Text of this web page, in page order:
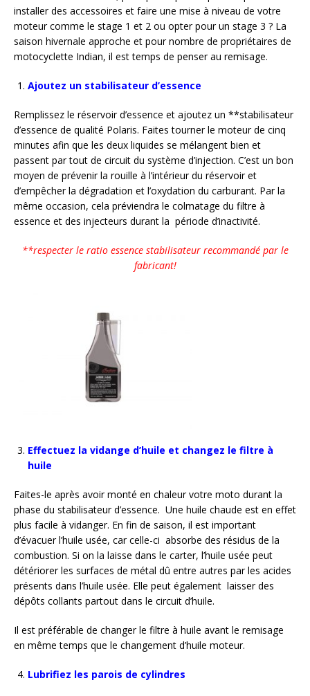
installer des accessoires et faire une mise à niveau de votre
moteur comme le stage 1 et 2 ou opter pour un stage 3 ? La
saison hivernale approche et pour nombre de propriétaires de
motocyclette Indian, il est temps de penser au remisage.
Ajoutez un stabilisateur d’essence
Remplissez le réservoir d’essence et ajoutez un **stabilisateur
d’essence de qualité Polaris. Faites tourner le moteur de cinq
minutes afin que les deux liquides se mélangent bien et
passent par tout de circuit du système d’injection. C’est un bon
moyen de prévenir la rouille à l’intérieur du réservoir et
d’empêcher la dégradation et l’oxydation du carburant. Par la
même occasion, cela préviendra le colmatage du filtre à
essence et des injecteurs durant la période d’inactivité.
**respecter le ratio essence stabilisateur recommandé par le
fabricant!
Effectuez la vidange d’huile et changez le filtre à
huile
Faites-le après avoir monté en chaleur votre moto durant la
phase du stabilisateur d’essence. Une huile chaude est en effet
plus facile à vidanger. En fin de saison, il est important
d’évacuer l’huile usée, car celle-ci absorbe des résidus de la
combustion. Si on la laisse dans le carter, l’huile usée peut
détériorer les surfaces de métal dû entre autres par les acides
présents dans l’huile usée. Elle peut également laisser des
dépôts collants partout dans le circuit d’huile.
Il est préférable de changer le filtre à huile avant le remisage
en même temps que le changement d’huile moteur.
Lubrifiez les parois de cylindres